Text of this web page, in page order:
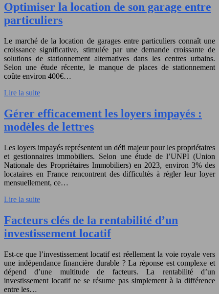
Optimiser la location de son garage entre
particuliers
Le marché de la location de garages entre particuliers connaît une
croissance significative, stimulée par une demande croissante de
solutions de stationnement alternatives dans les centres urbains.
Selon une étude récente, le manque de places de stationnement
coûte environ 400€…
Lire la suite
Gérer efficacement les loyers impayés :
modèles de lettres
Les loyers impayés représentent un défi majeur pour les propriétaires
et gestionnaires immobiliers. Selon une étude de l’UNPI (Union
Nationale des Propriétaires Immobiliers) en 2023, environ 3% des
locataires en France rencontrent des difficultés à régler leur loyer
mensuellement, ce…
Lire la suite
Facteurs clés de la rentabilité d’un
investissement locatif
Est-ce que l’investissement locatif est réellement la voie royale vers
une indépendance financière durable ? La réponse est complexe et
dépend d’une multitude de facteurs. La rentabilité d’un
investissement locatif ne se résume pas simplement à la différence
entre les…